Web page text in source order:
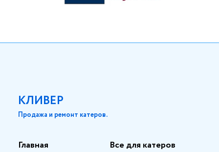
КЛИВЕР
Продажа и ремонт катеров.
Главная Все для катеров